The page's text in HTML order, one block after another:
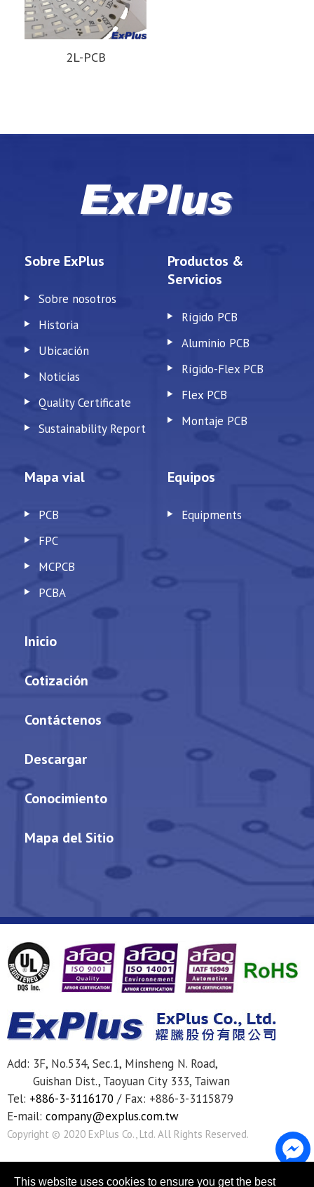
2L-PCB
Sobre ExPlus
Sobre nosotros
Historia
Ubicación
Noticias
Quality Certificate
Sustainability Report
Productos &
Servicios
Rígido PCB
Aluminio PCB
Rígido-Flex PCB
Flex PCB
Montaje PCB
Mapa vial
PCB
FPC
MCPCB
PCBA
Equipos
Equipments
Inicio
Cotización
Contáctenos
Descargar
Conocimiento
Mapa del Sitio
Add: 3F, No.534, Sec.1, Minsheng N. Road,
Guishan Dist., Taoyuan City 333, Taiwan
Tel: +886-3-3116170 / Fax: +886-3-3115879
E-mail: company@explus.com.tw
Copyright © 2020 ExPlus Co., Ltd. All Rights Reserved.
This website uses cookies to ensure you get the best